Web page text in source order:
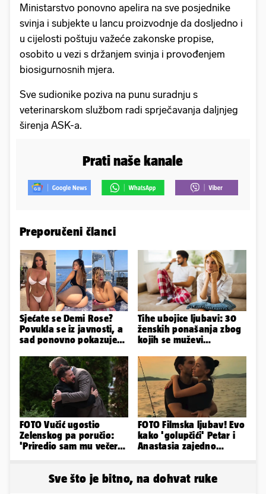
Ministarstvo ponovno apelira na sve posjednike
svinja i subjekte u lancu proizvodnje da dosljedno i
u cijelosti poštuju važeće zakonske propise,
osobito u vezi s držanjem svinja i provođenjem
biosigurnosnih mjera.
Sve sudionike poziva na punu suradnju s
veterinarskom službom radi sprječavanja daljnjeg
širenja ASK-a.
Prati naše kanale
Preporučeni članci
Sjećate se Demi Rose?
Povukla se iz javnosti, a
sad ponovno pokazuje
Tihe ubojice ljubavi: 30
ženskih ponašanja zbog
kojih se muževi
FOTO Vučić ugostio
Zelenskog pa poručio:
'Priredio sam mu večeru
FOTO Filmska ljubav! Evo
kako 'golupčići' Petar i
Anastasia zajedno
Sve što je bitno, na dohvat ruke